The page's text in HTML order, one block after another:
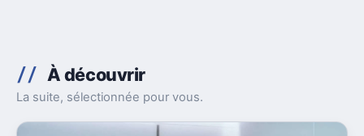
À découvrir
La suite, sélectionnée pour vous.